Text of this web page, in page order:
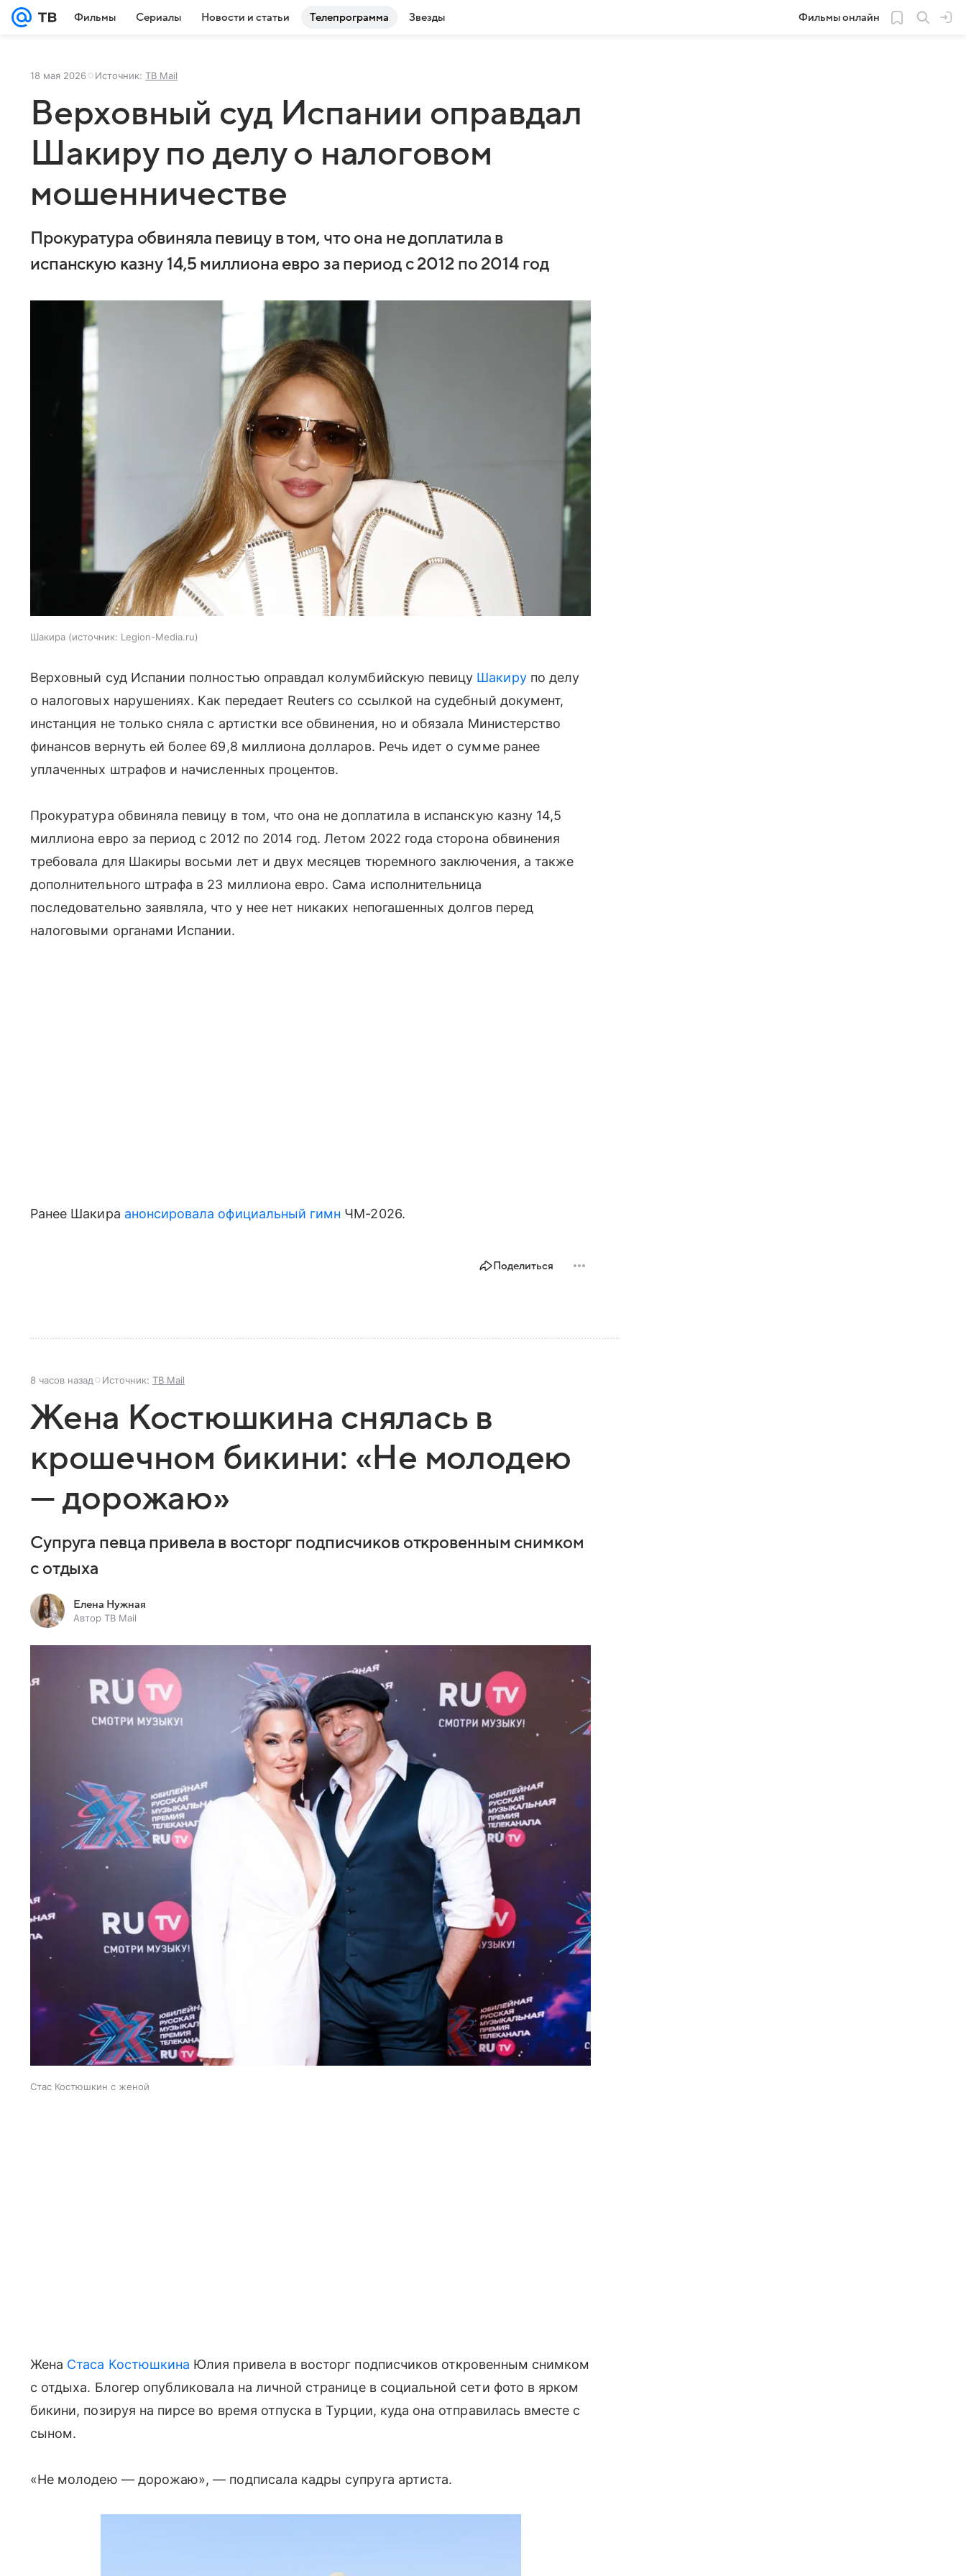
Фильмы Сериалы Новости и статьи Телепрограмма Звезды Фильмы онлайн
18 мая 2026 Источник: ТВ Mail
Верховный суд Испании оправдал
Шакиру по делу о налоговом
мошенничестве
Прокуратура обвиняла певицу в том, что она не доплатила в
испанскую казну 14,5 миллиона евро за период с 2012 по 2014 год
Шакира источник: Legion-Media.ru
Верховный суд Испании полностью оправдал колумбийскую певицу Шакирупо делу
о налоговых нарушениях. Как передает Reuters со ссылкой на судебный документ,
инстанция не только сняла с артистки все обвинения, но и обязала Министерство
финансов вернуть ей более 69,8 миллиона долларов. Речь идет о сумме ранее
уплаченных штрафов и начисленных процентов.
Прокуратура обвиняла певицу в том, что она не доплатила в испанскую казну 14,5
миллиона евро за период с 2012 по 2014 год. Летом 2022 года сторона обвинения
требовала для Шакиры восьми лет и двух месяцев тюремного заключения, а также
дополнительного штрафа в 23 миллиона евро. Сама исполнительница
последовательно заявляла, что у нее нет никаких непогашенных долгов перед
налоговыми органами Испании.
Ранее Шакира анонсировала официальный гимн ЧМ-2026.
Поделиться
8 часов назад Источник: ТВ Mail
Жена Костюшкина снялась в
крошечном бикини: «Не молодею
— дорожаю»
Супруга певца привела в восторг подписчиков откровенным снимком
с отдыха
Елена Нужная
Автор ТВ Mail
Стас Костюшкин с женой
Жена Стаса Костюшкина Юлия привела в восторг подписчиков откровенным снимком
с отдыха. Блогер опубликовала на личной странице в социальной сети фото в ярком
бикини, позируя на пирсе во время отпуска в Турции, куда она отправилась вместе с
сыном.
«Не молодею — дорожаю», — подписала кадры супруга артиста.